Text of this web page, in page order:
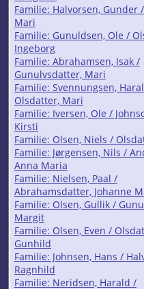
Familie: Halvorsen, Gunder
Mari
Familie: Gunuldsen, Ole /
Ingeborg
Familie: Abrahamsen, Isak /
Gunulvsdatter, Mari
Familie: Svennungsen,
Olsdatter, Mari
Familie: Iversen, Ole /
Kirsti
Familie: Olsen, Niels /
Familie: Jørgensen, Nils /
Anna Maria
Familie: Nielsen, Paal /
Abrahamsdatter, Johanne
Familie: Olsen, Gullik /
Margit
Familie: Olsen, Even /
Gunhild
Familie: Johnsen, Hans /
Ragnhild
Familie: Neridsen, Harald /